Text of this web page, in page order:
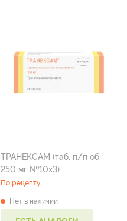
ТРАНЕКСАМ (таб. п/п об.
250 мг №10х3)
По рецепту
Нет в наличии